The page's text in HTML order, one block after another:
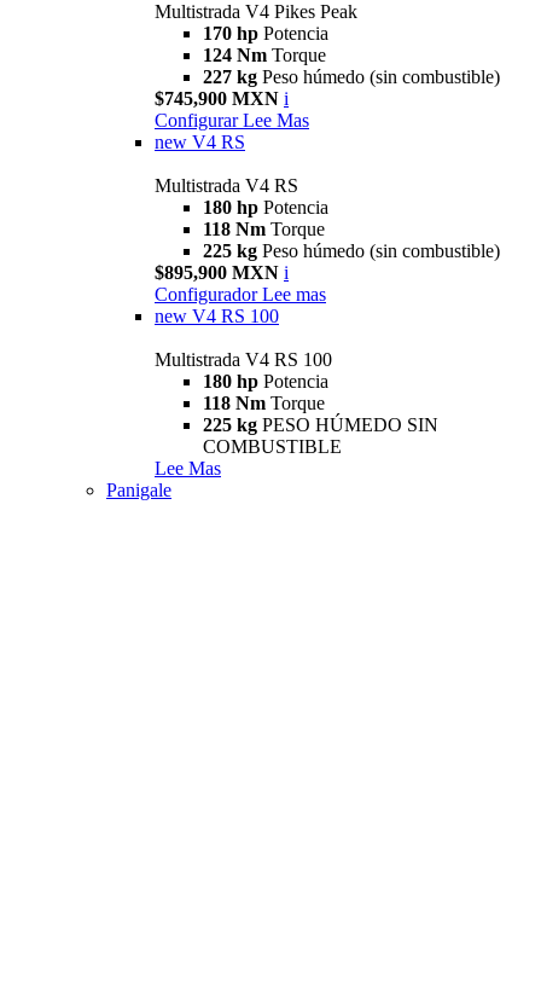
Multistrada V4 Pikes Peak
170 hp Potencia
124 Nm Torque
227 kg Peso húmedo (sin combustible)
$745,900 MXN i
Configurar Lee Mas
new V4 RS
Multistrada V4 RS
180 hp Potencia
118 Nm Torque
225 kg Peso húmedo (sin combustible)
$895,900 MXN i
Configurador Lee mas
new V4 RS 100
Multistrada V4 RS 100
180 hp Potencia
118 Nm Torque
225 kg PESO HÚMEDO SIN
COMBUSTIBLE
Lee Mas
Panigale